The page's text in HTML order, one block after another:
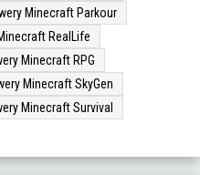
Minecraft Parkour
RealLife
Minecraft RPG
Minecraft SkyGen
Minecraft Survival